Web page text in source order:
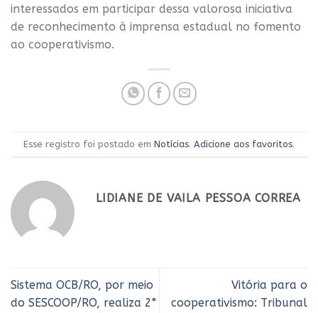
interessados em participar dessa valorosa iniciativa
de reconhecimento à imprensa estadual no fomento
ao cooperativismo.
Esse registro foi postado em Notícias. Adicione aos favoritos.
LIDIANE DE VAILA PESSOA CORREA
Sistema OCB/RO, por meio
do SESCOOP/RO, realiza 2°
Vitória para o
cooperativismo: Tribunal